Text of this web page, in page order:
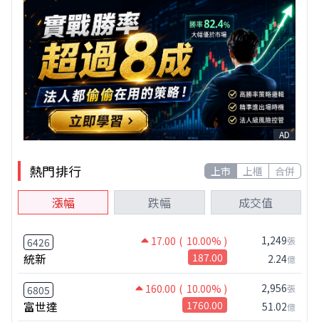
AD
熱門排行 上市 上櫃 合併
漲幅 跌幅 成交值
6426 17.00 ( 10.00% )
統新 187.00
1,249張
2.24億
6805 160.00 ( 10.00% )
富世達 1760.00
2,956張
51.02億